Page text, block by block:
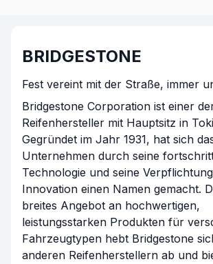
BRIDGESTONE
Fest vereint mit der Straße, immer
Bridgestone Corporation ist einer
Reifenhersteller mit Hauptsitz in
Gegründet im Jahr 1931, hat sich
Unternehmen durch seine
Technologie und seine
Innovation einen Namen gemacht.
breites Angebot an hochwertigen,
leistungsstarken Produkten für
Fahrzeugtypen hebt Bridgestone
anderen Reifenherstellern ab und